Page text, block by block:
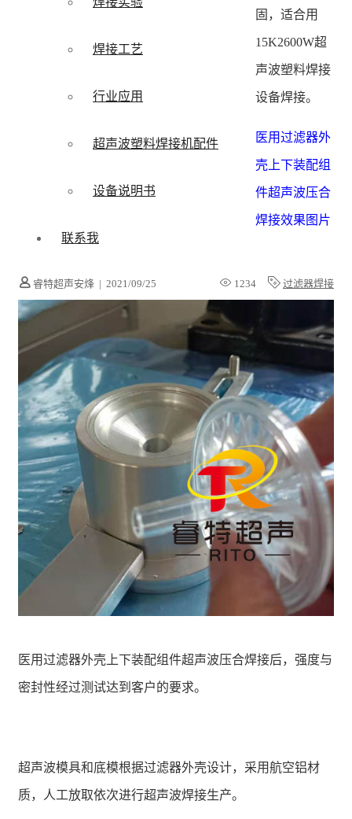
焊接工艺
行业应用
超声波塑料焊接机配件
设备说明书
联系我
睿特超声安烽 | 2021/09/25 1234 过滤器焊接
固，适合用
15K2600W超
声波塑料焊接
设备焊接。
医用过滤器外
壳上下装配组
件超声波压合
焊接效果图片
医用过滤器外壳上下装配组件超声波压合焊接后，强度与
密封性经过测试达到客户的要求。
超声波模具和底模根据过滤器外壳设计，采用航空铝材
质，人工放取依次进行超声波焊接生产。